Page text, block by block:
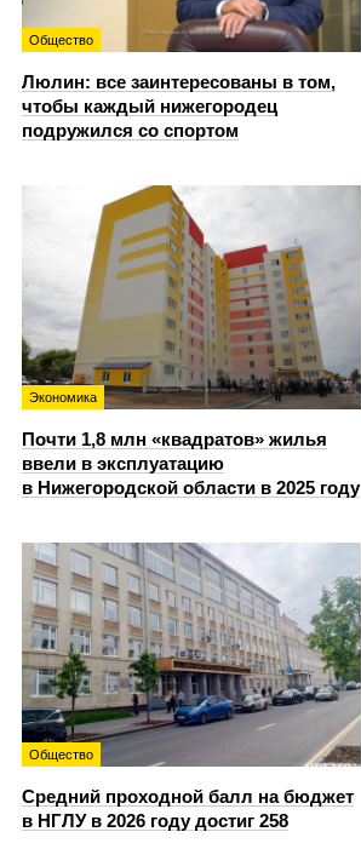
Общество
Люлин: все заинтересованы в том,
чтобы каждый нижегородец
подружился со спортом
Экономика
Почти 1,8 млн «квадратов» жилья
ввели в эксплуатацию
в Нижегородской области в 2025 году
Общество
Средний проходной балл на бюджет
в НГЛУ в 2026 году достиг 258